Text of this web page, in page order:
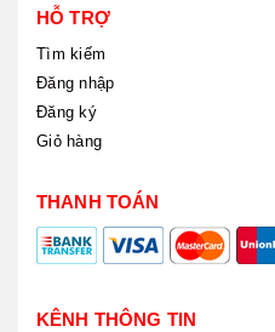
HỖ TRỢ
Tìm kiếm
Đăng nhập
Đăng ký
Giỏ hàng
THANH TOÁN
KÊNH THÔNG TIN